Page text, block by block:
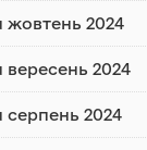
жовтень 2024
2024
2024